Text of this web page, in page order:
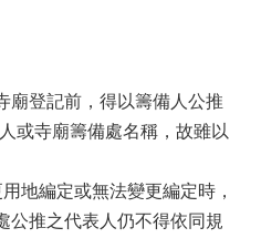
廟登記前，得以籌備人公推
或寺廟籌備處名稱，故雖以
地編定或無法變更編定時，
公推之代表人仍不得依同規